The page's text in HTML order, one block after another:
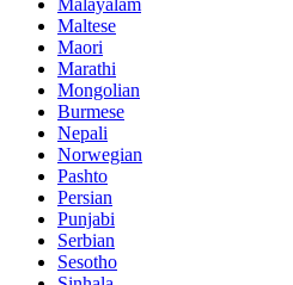
Maltese
Maori
Marathi
Mongolian
Burmese
Nepali
Norwegian
Pashto
Persian
Punjabi
Serbian
Sesotho